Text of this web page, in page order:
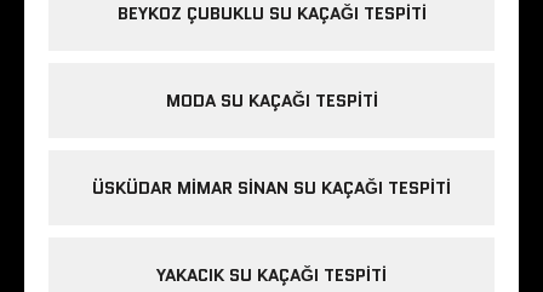
BEYKOZ ÇUBUKLU SU KAÇAĞI TESPITI
MODA SU KAÇAĞI TESPITI
ÜSKÜDAR MIMAR SINAN SU KAÇAĞI TESPITI
YAKACIK SU KAÇAĞI TESPITI